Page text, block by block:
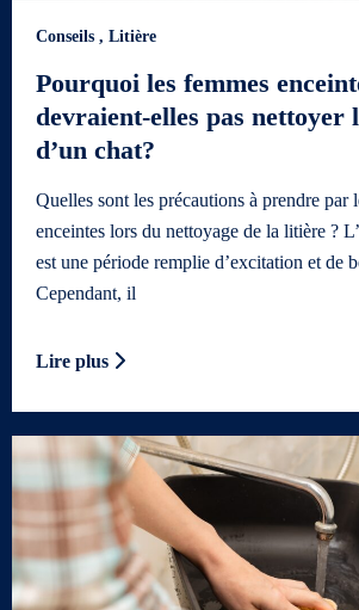
Conseils , Litière
Pourquoi les femmes
devraient-elles pas nettoyer
d’un chat?
Quelles sont les précautions à prendre par
enceintes lors du nettoyage de la litière ?
est une période remplie d’excitation et de
Cependant, il
Lire plus